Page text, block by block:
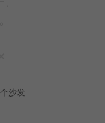
沙发